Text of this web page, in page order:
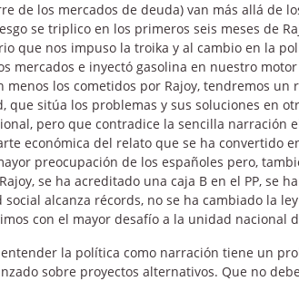
de los mercados de deuda) van más allá de
se triplico en los primeros seis meses de
que nos impuso la troika y al cambio en la
mercados e inyectó gasolina en nuestro
menos los cometidos por Rajoy, tendremos un
que sitúa los problemas y sus soluciones en
pero que contradice la sencilla narración
económica del relato que se ha convertido
preocupación de los españoles pero,
se ha acreditado una caja B en el PP, se
alcanza récords, no se ha cambiado la
con el mayor desafío a la unidad nacional
la política como narración tiene un
sobre proyectos alternativos. Que no